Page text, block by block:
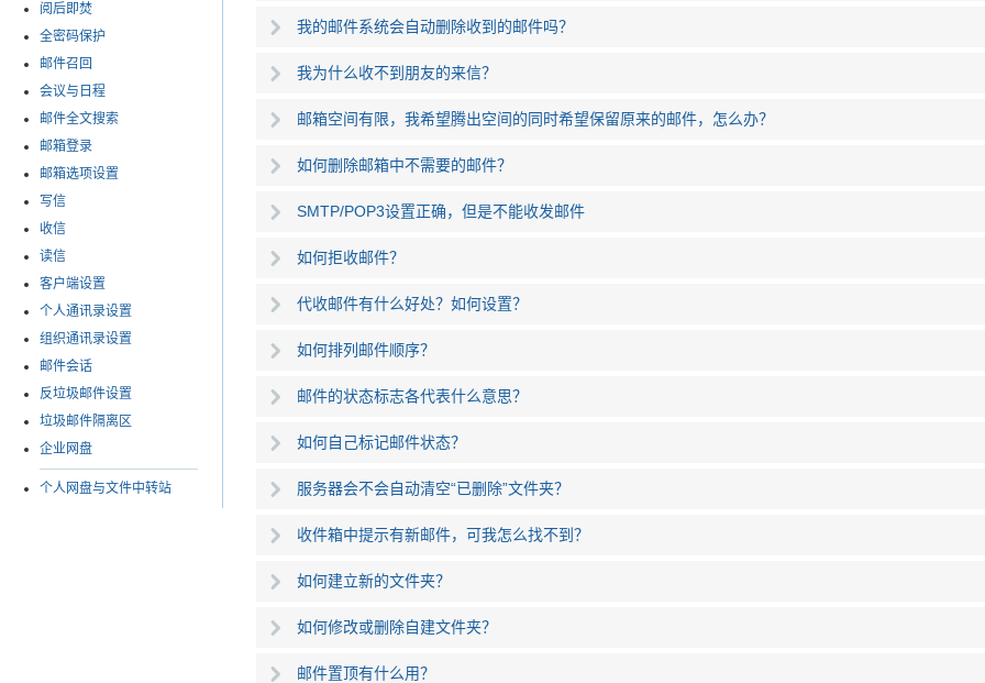
阅后即焚
全密码保护
邮件召回
会议与日程
邮件全文搜索
邮箱登录
邮箱选项设置
写信
收信
读信
客户端设置
个人通讯录设置
组织通讯录设置
邮件会话
反垃圾邮件设置
垃圾邮件隔离区
企业网盘
个人网盘与文件中转站
我的邮件系统会自动删除收到的邮件吗？
我为什么收不到朋友的来信？
邮箱空间有限，我希望腾出空间的同时希望保留原来的邮件，怎么办？
如何删除邮箱中不需要的邮件？
SMTP/POP3设置正确，但是不能收发邮件
如何拒收邮件？
代收邮件有什么好处？如何设置？
如何排列邮件顺序？
邮件的状态标志各代表什么意思？
如何自己标记邮件状态？
服务器会不会自动清空“已删除”文件夹？
收件箱中提示有新邮件，可我怎么找不到？
如何建立新的文件夹？
如何修改或删除自建文件夹？
邮件置顶有什么用？